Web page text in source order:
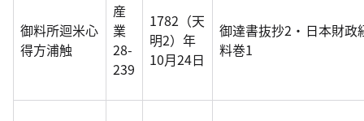
御料所迴米心
得方浦触
産
業
28-
239
1782（天
明2）年
10月24日
御達書抜抄2・日本財政
料巻1